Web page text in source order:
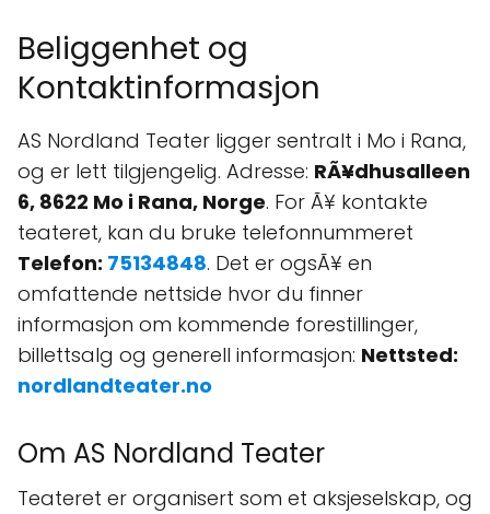
Beliggenhet og
Kontaktinformasjon
AS Nordland Teater ligger sentralt i Mo i Rana,
og er lett tilgjengelig. Adresse: RÃ¥dhusalleen
6, 8622 Mo i Rana, Norge. For Ã¥ kontakte
teateret, kan du bruke telefonnummeret
Telefon: 75134848. Det er ogsÃ¥ en
omfattende nettside hvor du finner
informasjon om kommende forestillinger,
billettsalg og generell informasjon: Nettsted:
nordlandteater.no
Om AS Nordland Teater
Teateret er organisert som et aksjeselskap, og